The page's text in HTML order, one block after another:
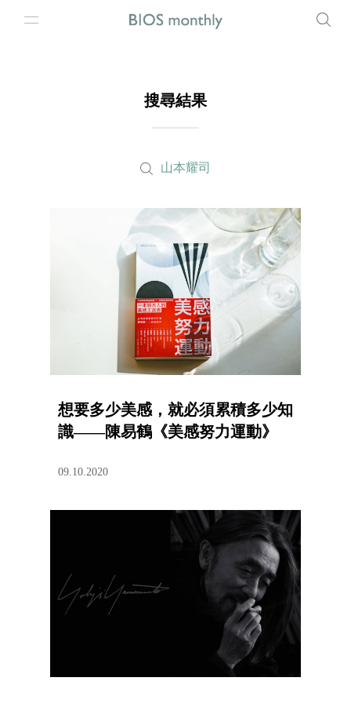
搜尋結果
山本耀司
想要多少美感，就必須累積多少知
識——陳易鶴《美感努力運動》
09.10.2020